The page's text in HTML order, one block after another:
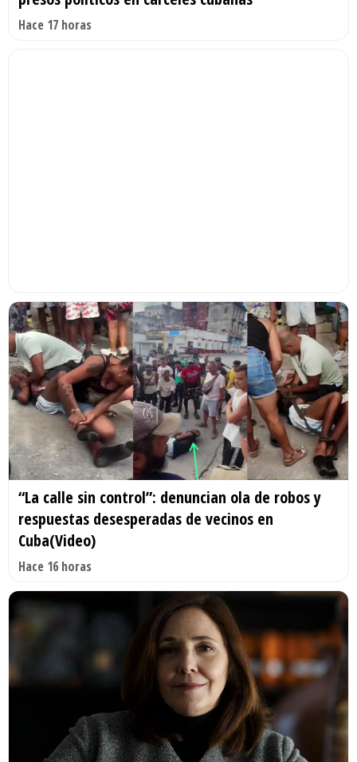
Hace 17 horas
“La calle sin control”: denuncian ola de robos y
respuestas desesperadas de vecinos en
Cuba(Video)
Hace 16 horas